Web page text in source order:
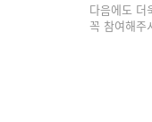
다음에도 더
꼭 참여해